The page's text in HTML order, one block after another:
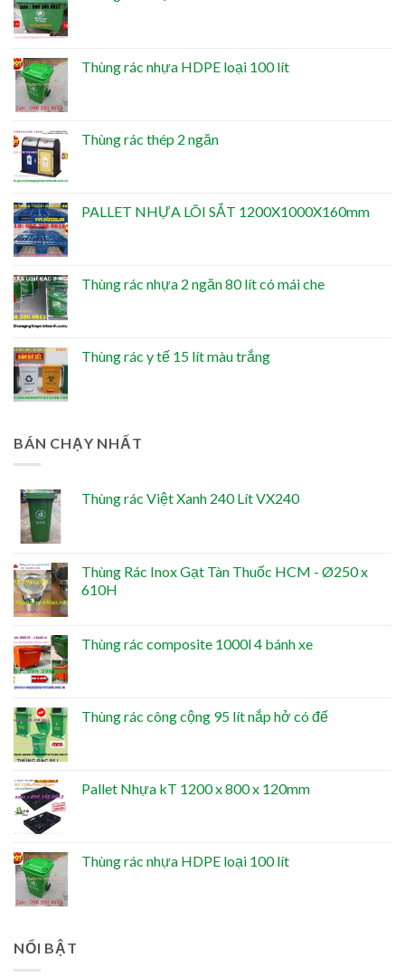
Thùng rác nhựa HDPE loại 100 lít
Thùng rác thép 2 ngăn
PALLET NHỰA LÕI SẮT 1200X1000X160mm
Thùng rác nhựa 2 ngăn 80 lít có mái che
Thùng rác y tế 15 lít màu trắng
BÁN CHẠY NHẤT
Thùng rác Việt Xanh 240 Lít VX240
Thùng Rác Inox Gạt Tàn Thuốc HCM - Ø250 x
610H
Thùng rác composite 1000l 4 bánh xe
Thùng rác công cộng 95 lít nắp hở có đế
Pallet Nhựa kT 1200 x 800 x 120mm
Thùng rác nhựa HDPE loại 100 lít
NỔI BẬT